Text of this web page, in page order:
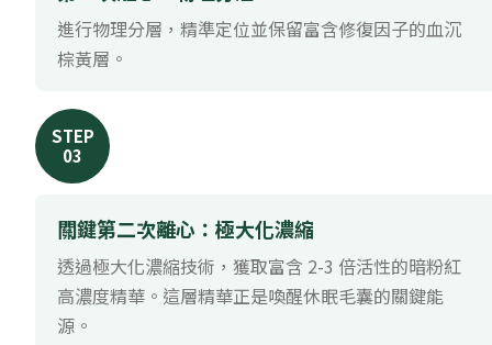
進行物理分層，精準定位並保留富含修復因子的血沉
棕黃層。
STEP
03
關鍵第二次離心：極大化濃縮
透過極大化濃縮技術，獲取富含 2-3 倍活性的暗粉紅
高濃度精華。這層精華正是喚醒休眠毛囊的關鍵能
源。